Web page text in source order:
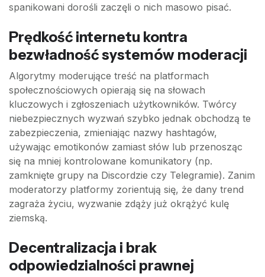
spanikowani dorośli zaczęli o nich masowo pisać.
Prędkość internetu kontra
bezwładność systemów moderacji
Algorytmy moderujące treść na platformach
społecznościowych opierają się na słowach
kluczowych i zgłoszeniach użytkowników. Twórcy
niebezpiecznych wyzwań szybko jednak obchodzą te
zabezpieczenia, zmieniając nazwy hashtagów,
używając emotikonów zamiast słów lub przenosząc
się na mniej kontrolowane komunikatory (np.
zamknięte grupy na Discordzie czy Telegramie). Zanim
moderatorzy platformy zorientują się, że dany trend
zagraża życiu, wyzwanie zdąży już okrążyć kulę
ziemską.
Decentralizacja i brak
odpowiedzialności prawnej